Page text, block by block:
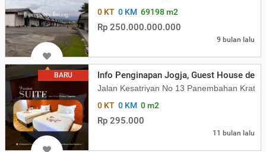
0 KT 0 KM 69198 m2
Rp 250.000.000.000
9 bulan lalu
BARU Info Penginapan Jogja, Guest House
Jalan Kesatriyan No 13 Panembahan Kraton
0 KT 0 KM 0 m2
Rp 295.000
11 bulan lalu